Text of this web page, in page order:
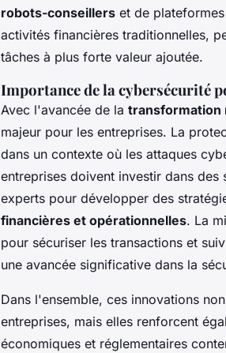
robots-conseillers et de
activités financières traditionnelles,
tâches à plus forte valeur ajoutée.
Importance de la cybersécurité
Avec l'avancée de la transformation
majeur pour les entreprises. La
dans un contexte où les attaques
entreprises doivent investir dans
experts pour développer des
financières et opérationnelles. La
pour sécuriser les transactions et
une avancée significative dans la
Dans l'ensemble, ces innovations
entreprises, mais elles renforcent
économiques et réglementaires